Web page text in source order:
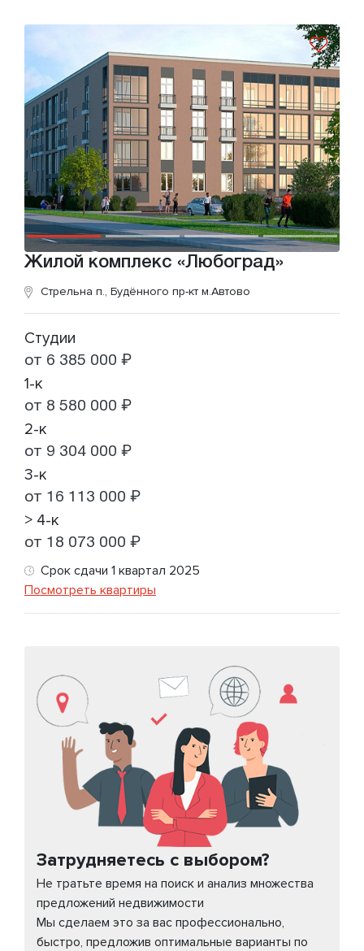
Жилой комплекс «Любоград»
Стрельна п., Будённого пр-кт м.Автово
Студии
от 6 385 000 ₽
1-к
от 8 580 000 ₽
2-к
от 9 304 000 ₽
3-к
от 16 113 000 ₽
> 4-к
от 18 073 000 ₽
Срок сдачи 1 квартал 2025
Посмотреть квартиры
Затрудняетесь с выбором?
Не тратьте время на поиск и анализ множества
предложений недвижимости
Мы сделаем это за вас профессионально,
быстро, предложив оптимальные варианты по